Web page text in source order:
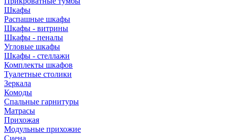
Шкафы
Распашные шкафы
Шкафы - витрины
Шкафы - пеналы
Угловые шкафы
Шкафы - стеллажи
Комплекты шкафов
Туалетные столики
Зеркала
Комоды
Спальные гарнитуры
Матрасы
Прихожая
Модульные прихожие
Сиена